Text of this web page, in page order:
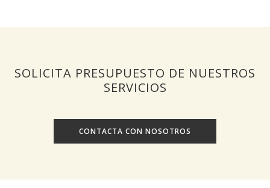
SOLICITA PRESUPUESTO DE NUESTROS
SERVICIOS
CONTACTA CON NOSOTROS